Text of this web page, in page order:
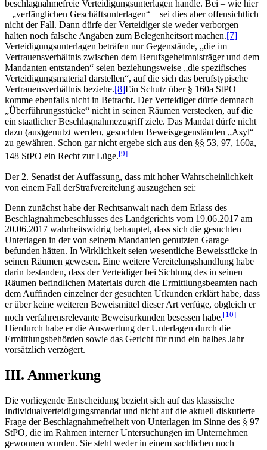
beschlagnahmefreie Verteidigungsunterlagen handle. Bei – wie hier
– „verfänglichen Geschäftsunterlagen“ – sei dies aber offensichtlich
nicht der Fall. Dann dürfe der Verteidiger sie weder verborgen
halten noch falsche Angaben zum Belegenheitsort machen.[7]
Verteidigungsunterlagen beträfen nur Gegenstände, „die im
Vertrauensverhältnis zwischen dem Berufsgeheimnisträger und dem
Mandanten entstanden“ seien beziehungsweise „die spezifisches
Verteidigungsmaterial darstellen“, auf die sich das berufstypische
Vertrauensverhältnis beziehe.[8]Ein Schutz über § 160a StPO
komme ebenfalls nicht in Betracht. Der Verteidiger dürfe demnach
„Überführungsstücke“ nicht in seinen Räumen verstecken, auf die
ein staatlicher Beschlagnahmezugriff ziele. Das Mandat dürfe nicht
dazu (aus)genutzt werden, gesuchten Beweisgegenständen „Asyl“
zu gewähren. Schon gar nicht ergebe sich aus den §§ 53, 97, 160a,
148 StPO ein Recht zur Lüge.[9]
Der 2. Senatist der Auffassung, dass mit hoher Wahrscheinlichkeit
von einem Fall derStrafvereitelung auszugehen sei:
Denn zunächst habe der Rechtsanwalt nach dem Erlass des
Beschlagnahmebeschlusses des Landgerichts vom 19.06.2017 am
20.06.2017 wahrheitswidrig behauptet, dass sich die gesuchten
Unterlagen in der von seinem Mandanten genutzten Garage
befunden hätten. In Wirklichkeit seien wesentliche Beweisstücke in
seinen Räumen gewesen. Eine weitere Vereitelungshandlung habe
darin bestanden, dass der Verteidiger bei Sichtung des in seinen
Räumen befindlichen Materials durch die Ermittlungsbeamten nach
dem Auffinden einzelner der gesuchten Urkunden erklärt habe, dass
er über keine weiteren Beweismittel dieser Art verfüge, obgleich er
noch verfahrensrelevante Beweisurkunden besessen habe.[10]
Hierdurch habe er die Auswertung der Unterlagen durch die
Ermittlungsbehörden sowie das Gericht für rund ein halbes Jahr
vorsätzlich verzögert.
III. Anmerkung
Die vorliegende Entscheidung bezieht sich auf das klassische
Individualverteidigungsmandat und nicht auf die aktuell diskutierte
Frage der Beschlagnahmefreiheit von Unterlagen im Sinne des § 97
StPO, die im Rahmen interner Untersuchungen im Unternehmen
gewonnen wurden. Sie steht weder in einem sachlichen noch